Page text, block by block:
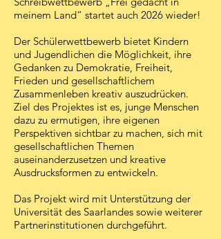
meinem Land“ startet auch 2026 wieder!
Der Schülerwettbewerb bietet Kindern
und Jugendlichen die Möglichkeit, ihre
Gedanken zu Demokratie, Freiheit,
Frieden und gesellschaftlichem
Zusammenleben kreativ auszudrücken.
Ziel des Projektes ist es, junge Menschen
dazu zu ermutigen, ihre eigenen
Perspektiven sichtbar zu machen, sich mit
gesellschaftlichen Themen
auseinanderzusetzen und kreative
Ausdrucksformen zu entwickeln.
Das Projekt wird mit Unterstützung der
Universität des Saarlandes sowie weiterer
Partnerinstitutionen durchgeführt.